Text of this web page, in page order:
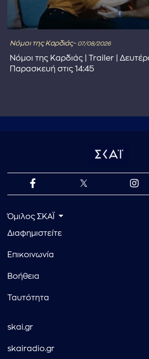
Νόμοι της Καρδιάς- 07/08/2026
Νόμοι της Καρδιάς | Trailer |
Παρασκευή στις 14:45
Όμιλος ΣΚΑΪ
Διαφημιστείτε
Επικοινωνία
Βοήθεια
Ταυτότητα
skai.gr
skairadio.gr